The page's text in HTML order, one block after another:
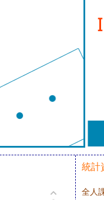
統計
全人